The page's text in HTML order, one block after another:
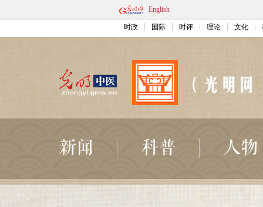
English
时政 国际 时评 理论 文化
新闻 科普 人物